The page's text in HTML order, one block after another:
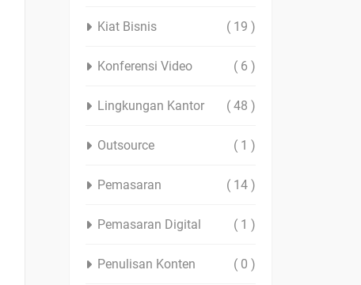
Kiat Bisnis ( 19 )
Konferensi Video ( 6 )
Lingkungan Kantor ( 48 )
Outsource ( 1 )
Pemasaran ( 14 )
Pemasaran Digital ( 1 )
Penulisan Konten ( 0 )